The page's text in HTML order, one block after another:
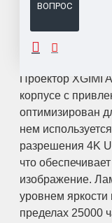
ВОПРОС
ОПИСАНИЕ
Проектор XGIMI
корпусе с
оптимизирован
нем
разрешения 4K
что
изображение.
уровнем
пределах 25000